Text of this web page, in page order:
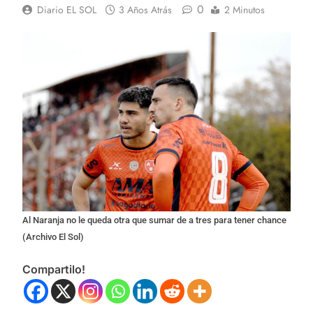
Diario EL SOL 3 Años Atrás 0 2 Minutos
Al Naranja no le queda otra que sumar de a tres para tener chance
(Archivo El Sol)
Compartilo!